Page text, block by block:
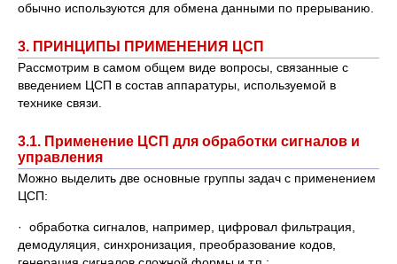
обычно используются для обмена данными по прерыванию.
3. ПРИНЦИПЫ ПРИМЕНЕНИЯ ЦСП
Рассмотрим в самом общем виде вопросы, связанные с
введением ЦСП в состав аппаратуры, используемой в
технике связи.
3.1. Применение ЦСП для обработки сигналов и
управления
Можно выделить две основные группы задач с применением
ЦСП:
· обработка сигналов, например, цифровал фильтрация,
демодуляция, синхронизация, преобразование кодов,